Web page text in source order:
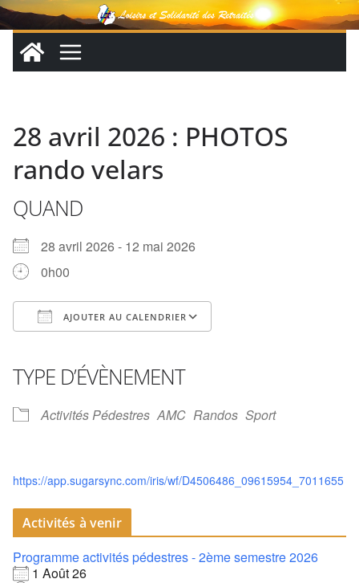
Passer
au
contenu
28 avril 2026 : PHOTOS
rando velars
QUAND
28 avril 2026 - 12 mai 2026
0h00
AJOUTER AU CALENDRIER
TYPE D’ÉVÈNEMENT
Activités Pédestres AMC Randos Sport
https://app.sugarsync.com/iris/wf/D4506486_09615954_7011655
Activités à venir
Programme activités pédestres - 2ème semestre 2026
1 Août 26